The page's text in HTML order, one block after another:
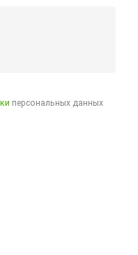
персональных данных